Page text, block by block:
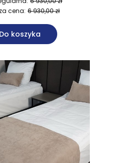
cena: 6 930,00 zł
Do koszyka